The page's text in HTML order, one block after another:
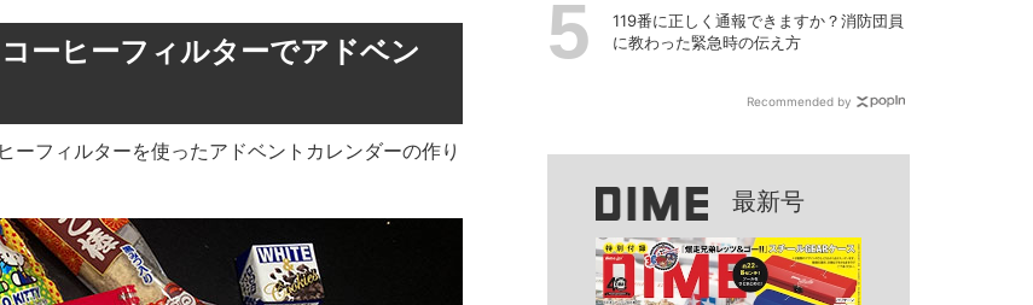
ーヒーフィルターでアドベン
フィルターを使ったアドベントカレンダーの作り
119番に正しく通報できますか？消防団員
に教わった緊急時の伝え方
Recommended by
最新号